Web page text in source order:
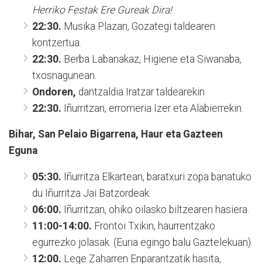
Herriko Festak Ere Gureak Dira!
22:30. Musika Plazan, Gozategi taldearen
kontzertua.
22:30. Berba Labanakaz, Higiene eta Siwanaba,
txosnagunean.
Ondoren, dantzaldia Iratzar taldearekin
22:30. Iñurritzan, erromeria Izer eta Alabierrekin.
Bihar, San Pelaio Bigarrena, Haur eta Gazteen
Eguna
05:30. Iñurritza Elkartean, baratxuri zopa banatuko
du Iñurritza Jai Batzordeak.
06:00. Iñurritzan, ohiko oilasko biltzearen hasiera.
11:00-14:00. Frontoi Txikin, haurrentzako
egurrezko jolasak. (Euria egingo balu Gaztelekuan).
12:00. Lege Zaharren Enparantzatik hasita,